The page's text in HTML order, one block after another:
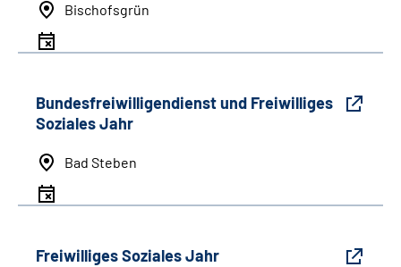
Bischofsgrün
Bundesfreiwilligendienst und Freiwilliges
Soziales Jahr
Bad Steben
Freiwilliges Soziales Jahr